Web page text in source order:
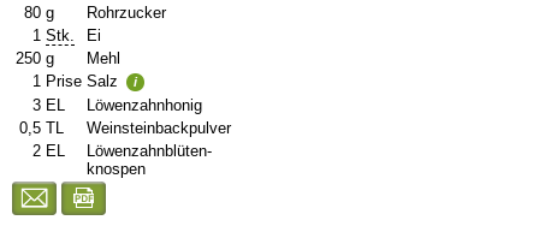
80 g
Rohrzucker
1 Stk.
Ei
250 g
Mehl
1 Prise Salz i
3 EL
Löwenzahnhonig
0,5 TL
Weinsteinbackpulver
2 EL
Löwenzahnblüten-
knospen